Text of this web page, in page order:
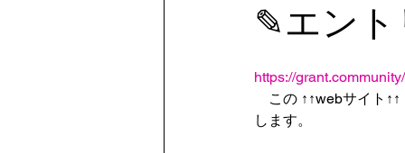
✎エン
https://
この ↑↑webサイト↑↑
します。